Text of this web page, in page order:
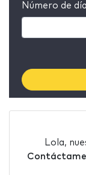
Número de
Lola,
Contáctame